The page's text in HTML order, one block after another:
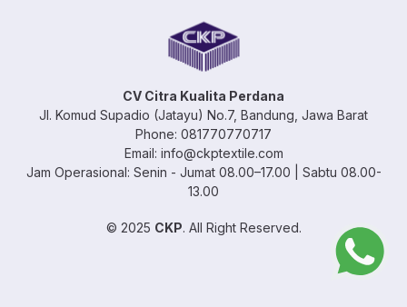
CV Citra Kualita Perdana
Jl. Komud Supadio (Jatayu) No.7, Bandung, Jawa Barat
Phone: 081770770717
Email: info@ckptextile.com
Jam Operasional: Senin - Jumat 08.00–17.00 | Sabtu 08.00-
13.00
© 2025 CKP. All Right Reserved.